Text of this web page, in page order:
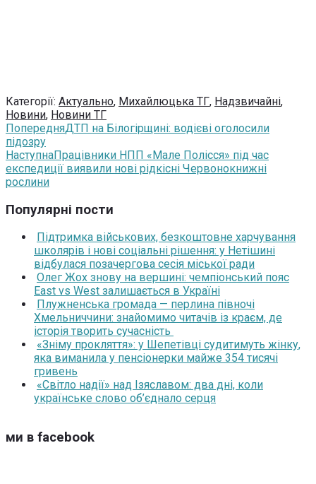
Категорії: Актуально, Михайлюцька ТГ, Надзвичайні,
Новини, Новини ТГ
ПопередняДТП на Білогірщині: водієві оголосили
підозру
НаступнаПрацівники НПП «Мале Полісся» під час
експедиції виявили нові рідкісні Червонокнижні
рослини
Популярні пости
Підтримка військових, безкоштовне харчування
школярів і нові соціальні рішення: у Нетішині
відбулася позачергова сесія міської ради
Олег Жох знову на вершині: чемпіонський пояс
East vs West залишається в Україні
Плужненська громада — перлина півночі
Хмельниччини: знайомимо читачів із краєм, де
історія творить сучасність
«Зніму прокляття»: у Шепетівці судитимуть жінку,
яка виманила у пенсіонерки майже 354 тисячі
гривень
«Світло надії» над Ізяславом: два дні, коли
українське слово об’єднало серця
ми в facebook